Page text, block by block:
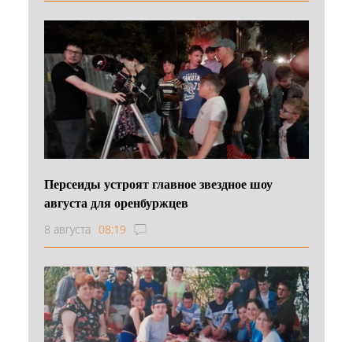
Персеиды устроят главное звездное шоу
августа для оренбуржцев
8 августа 08:19